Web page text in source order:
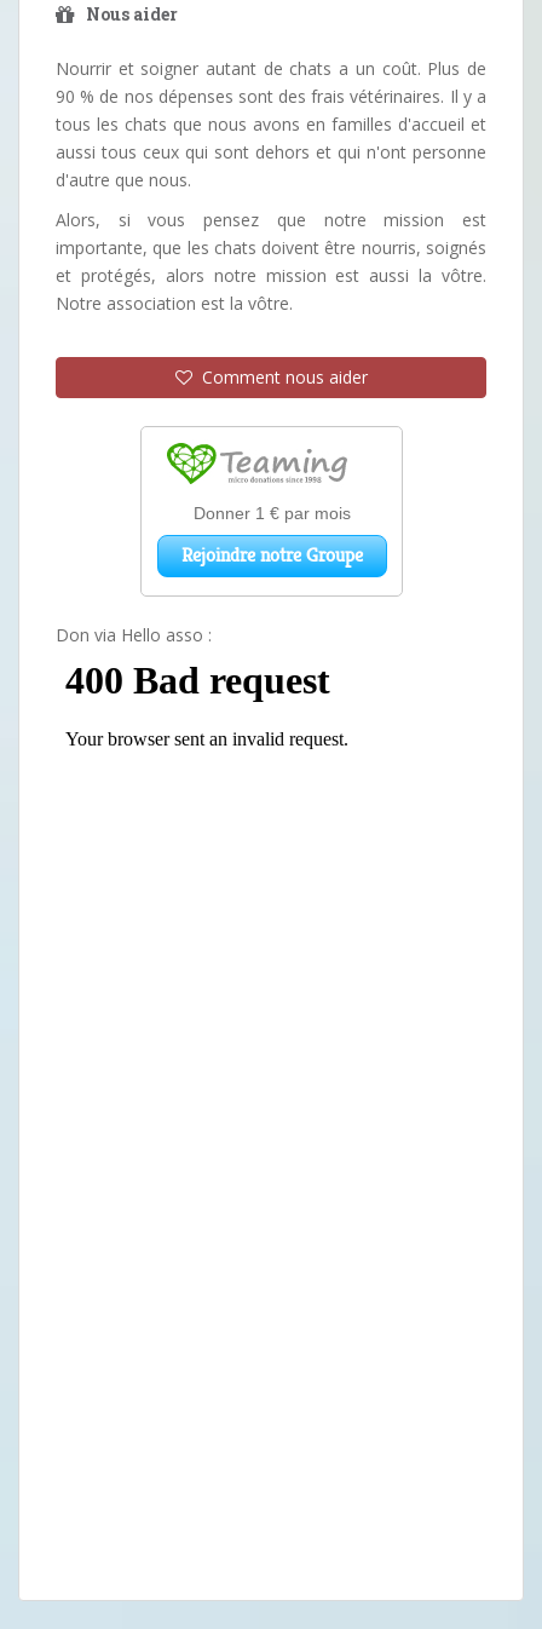
Nous aider
Nourrir et soigner autant de chats a un coût. Plus de
90 % de nos dépenses sont des frais vétérinaires. Il y a
tous les chats que nous avons en familles d'accueil et
aussi tous ceux qui sont dehors et qui n'ont personne
d'autre que nous.
Alors, si vous pensez que notre mission est
importante, que les chats doivent être nourris, soignés
et protégés, alors notre mission est aussi la vôtre.
Notre association est la vôtre.
Comment nous aider
Don via Hello asso :